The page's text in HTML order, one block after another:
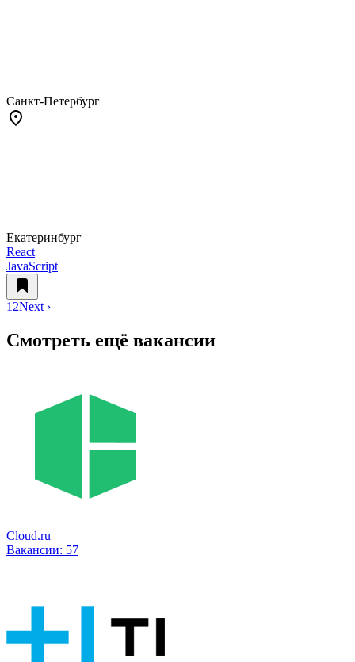
Санкт-Петербург
Екатеринбург
React
JavaScript
1 2Next ›
Смотреть ещё вакансии
Cloud.ru
Вакансии: 57